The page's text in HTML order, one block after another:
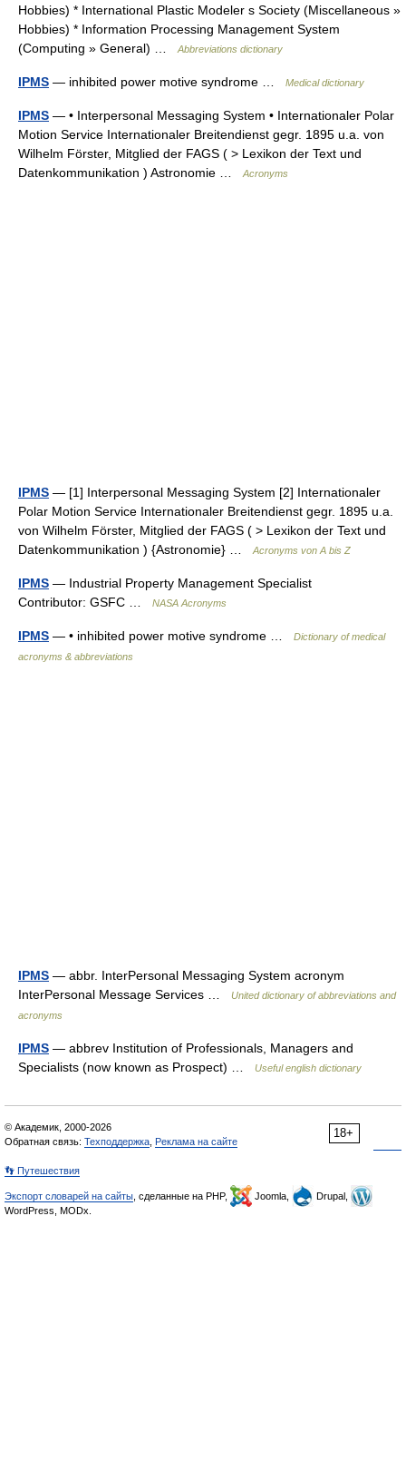
Hobbies) * International Plastic Modeler s Society (Miscellaneous »
Hobbies) * Information Processing Management System
(Computing » General) …
Abbreviations dictionary
IPMS — inhibited power motive syndrome … Medical dictionary
IPMS — • Interpersonal Messaging System • Internationaler Polar
Motion Service Internationaler Breitendienst gegr. 1895 u.a. von
Wilhelm Förster, Mitglied der FAGS ( > Lexikon der Text und
Datenkommunikation ) Astronomie …
Acronyms
IPMS — [1] Interpersonal Messaging System [2] Internationaler
Polar Motion Service Internationaler Breitendienst gegr. 1895 u.a.
von Wilhelm Förster, Mitglied der FAGS ( > Lexikon der Text und
Datenkommunikation ) {Astronomie} …
Acronyms von A bis Z
IPMS — Industrial Property Management Specialist
Contributor: GSFC …
NASA Acronyms
IPMS — • inhibited power motive syndrome …
Dictionary of medical
acronyms & abbreviations
IPMS — abbr. InterPersonal Messaging System acronym
InterPersonal Message Services …
United dictionary of abbreviations and
acronyms
IPMS — abbrev Institution of Professionals, Managers and
Specialists (now known as Prospect) …
Useful english dictionary
18+
© Академик, 2000-2026
Обратная связь: Техподдержка Реклама на сайте
👣 Путешествия
Экспорт словарей на сайты , сделанные на PHP, Joomla,
Drupal,
WordPress, MODx.